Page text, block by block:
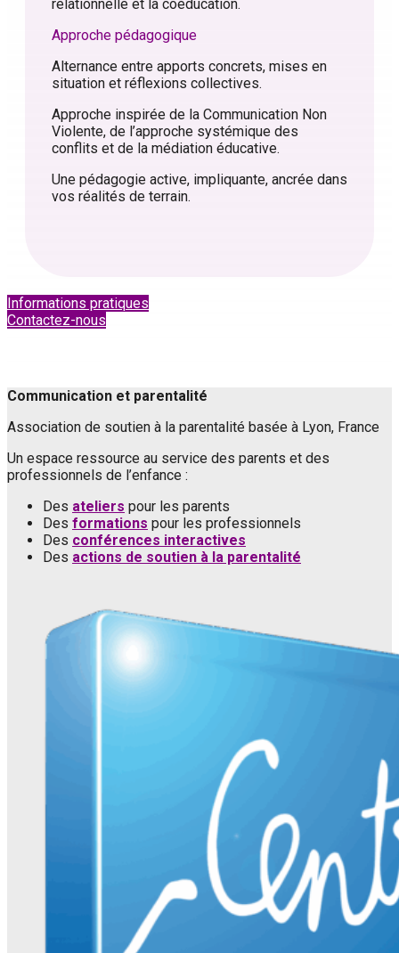
relationnelle et la coéducation.
Approche pédagogique
Alternance entre apports concrets, mises en
situation et réflexions collectives.
Approche inspirée de la Communication Non
Violente, de l’approche systémique des
conflits et de la médiation éducative.
Une pédagogie active, impliquante, ancrée dans
vos réalités de terrain.
Informations pratiques
Contactez-nous
Communication et parentalité
Association de soutien à la parentalité basée à Lyon, France
Un espace ressource au service des parents et des
professionnels de l’enfance :
Des ateliers pour les parents
Des formations pour les professionnels
Des conférences interactives
Des actions de soutien à la parentalité